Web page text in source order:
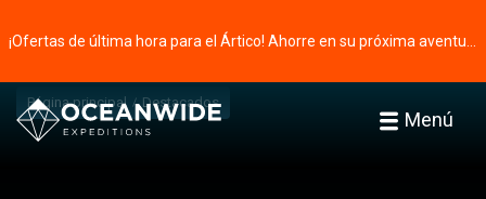
Menú
Página principal Destacados